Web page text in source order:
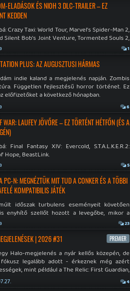
ELADÁSOK ÉS NIOH 3 DLC-TRAILER – EZ
KEDDEN
Crazy Taxi: World Tour, Marvel's Spider-Man 2,
Silent Bob's Joint Venture, Tormented Souls 2,
Room in Hell, Slain 2: The Beast Within.
1
PLUS: AZ AUGUSZTUSI HÁRMAS
indie kaland a megjelenés napján. Zombis
Független fejlesztésű horror történet. Ez
előfizetőket a következő hónapban.
6
WAR: LAUFEY JÖVŐRE – EZ TÖRTÉNT HÉTFŐN (ÉS A
Final Fantasy XIV: Evercold, S.T.A.L.K.E.R.2:
Hope, BeastLink.
5
PC-N: MEGNÉZTÜK MIT TUD A CONKER ÉS A TÖBBI
KOMPATIBILIS JÁTÉK
időszak turbulens eseményeit követően
enyhítő szellőt hozott a levegőbe, mikor a
bejelentette, hogy PC-re is kiterjesztik az
visszafelé kompatibilitást. Lássuk,
jutottak...
23
| 2026 #31 PREMIER
Halo-megjelenés a nyár kellős közepén, de
legalább adott - érkeznek még azért
mint például a The Relic: First Guardian,
Chronicles 2 és a Dispatch új átiratai vagy
a Mistfall Hunter
4